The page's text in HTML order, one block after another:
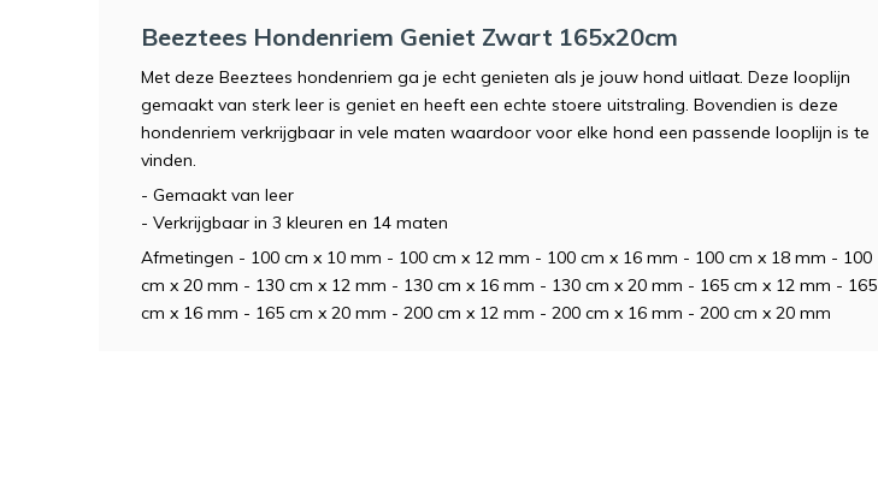
Beeztees Hondenriem Geniet Zwart 165x20cm
Met deze Beeztees hondenriem ga je echt genieten als je jouw hond uitlaat. Deze looplijn
gemaakt van sterk leer is geniet en heeft een echte stoere uitstraling. Bovendien is deze
hondenriem verkrijgbaar in vele maten waardoor voor elke hond een passende looplijn is te
vinden.
- Gemaakt van leer
- Verkrijgbaar in 3 kleuren en 14 maten
Afmetingen - 100 cm x 10 mm - 100 cm x 12 mm - 100 cm x 16 mm - 100 cm x 18 mm - 100
cm x 20 mm - 130 cm x 12 mm - 130 cm x 16 mm - 130 cm x 20 mm - 165 cm x 12 mm - 165
cm x 16 mm - 165 cm x 20 mm - 200 cm x 12 mm - 200 cm x 16 mm - 200 cm x 20 mm